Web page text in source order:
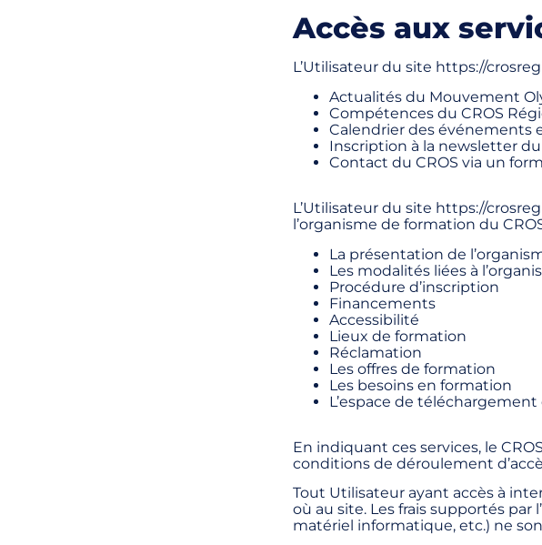
Accès aux
L’Utilisateur du site https://
Actualités du Mouvement
Compétences du CROS
Calendrier des événements
Inscription à la newsletter du
Contact du CROS via un
L’Utilisateur du site https://
l’organisme de formation du
La présentation de
Les modalités liées à
Procédure d’inscription
Financements
Accessibilité
Lieux de formation
Réclamation
Les offres de formation
Les besoins en formation
L’espace de
En indiquant ces services, le
conditions de déroulement
Tout Utilisateur ayant accès à
où au site. Les frais supportés
matériel informatique, etc.) ne